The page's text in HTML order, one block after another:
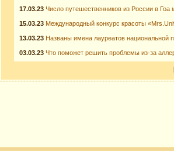
17.03.23 Число путешественников из России в
15.03.23 Международный конкурс красоты
13.03.23 Названы имена лауреатов
03.03.23 Что поможет решить проблемы из-за